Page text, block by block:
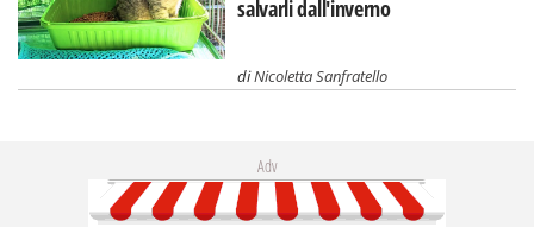
salvarli dall'inverno
diNicoletta Sanfratello
Adv